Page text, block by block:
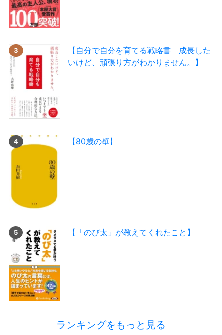
【自分で自分を育てる戦略書 成長した
いけど、頑張り方がわかりません。】
【80歳の壁】
【「のび太」が教えてくれたこと】
ランキングをもっと見る